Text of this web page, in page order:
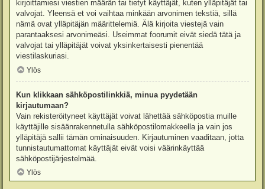
kirjoittamiesi viestien määrän tai tietyt käyttäjät, kuten ylläpitäjät tai
valvojat. Yleensä et voi vaihtaa minkään arvonimen tekstiä, sillä
nämä ovat ylläpitäjän määrittelemiä. Älä kirjoita viestejä vain
parantaaksesi arvonimeäsi. Useimmat foorumit eivät siedä tätä ja
valvojat tai ylläpitäjät voivat yksinkertaisesti pienentää
viestilaskuriasi.
Ylös
Kun klikkaan sähköpostilinkkiä, minua pyydetään
kirjautumaan?
Vain rekisteröityneet käyttäjät voivat lähettää sähköpostia muille
käyttäjille sisäänrakennetulla sähköpostilomakkeella ja vain jos
ylläpitäjä sallii tämän ominaisuuden. Kirjautuminen vaaditaan, jotta
tunnistautumattomat käyttäjät eivät voisi väärinkäyttää
sähköpostijärjestelmää.
Ylös